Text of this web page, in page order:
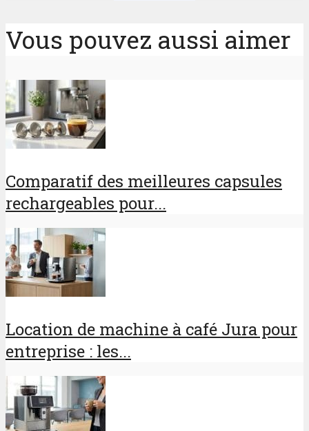
Vous pouvez aussi aimer
Comparatif des meilleures capsules
rechargeables pour...
Location de machine à café Jura pour
entreprise : les...